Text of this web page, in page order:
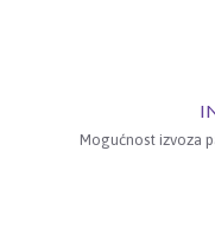
Mogućnost izvoza